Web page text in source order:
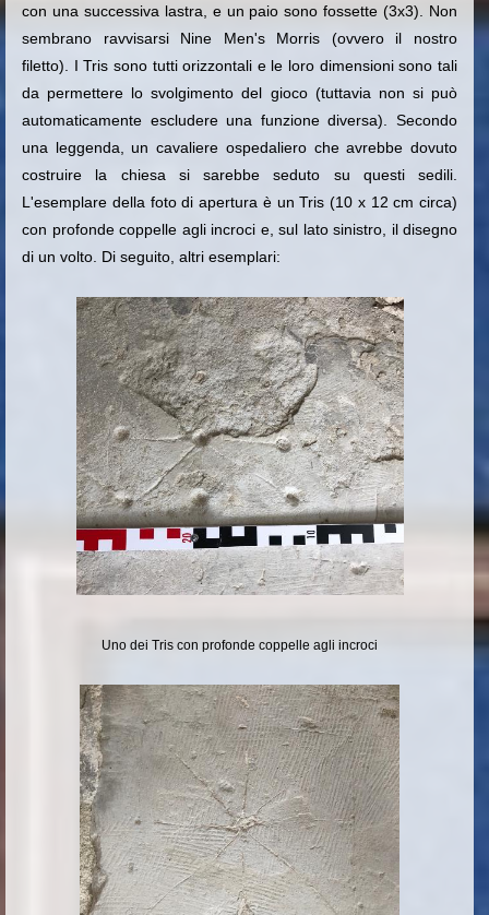
con una successiva lastra, e un paio sono fossette (3x3). Non
sembrano ravvisarsi Nine Men's Morris (ovvero il nostro
filetto). I Tris sono tutti orizzontali e le loro dimensioni sono tali
da permettere lo svolgimento del gioco (tuttavia non si può
automaticamente escludere una funzione diversa). Secondo
una leggenda, un cavaliere ospedaliero che avrebbe dovuto
costruire la chiesa si sarebbe seduto su questi sedili.
L'esemplare della foto di apertura è un Tris (10 x 12 cm circa)
con profonde coppelle agli incroci e, sul lato sinistro, il disegno
di un volto. Di seguito, altri esemplari:
Uno dei Tris con profonde coppelle agli incroci